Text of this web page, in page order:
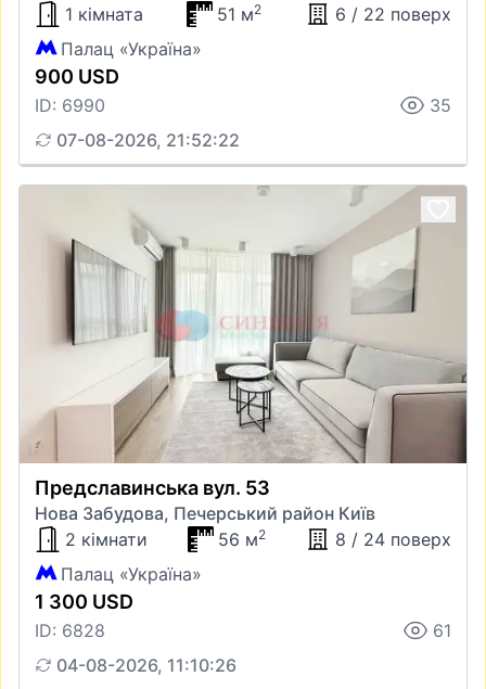
1 кімната
51 м2
6 / 22 поверх
Палац «Україна»
900 USD
ID: 6990
35
07-08-2026, 21:52:22
Предславинська вул. 53
Нова Забудова, Печерський район Київ
2 кімнати
56 м2
8 / 24 поверх
Палац «Україна»
1 300 USD
ID: 6828
61
04-08-2026, 11:10:26